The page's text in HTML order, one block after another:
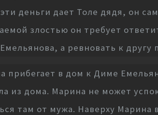
деньги дает Толе дядя, он
злостью он требует
а ревновать к другу
прибегает в дом к Диме
из дома. Марина не может
там от мужа. Наверху Марина